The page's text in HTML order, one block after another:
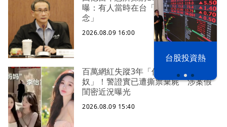
台股投資熱
曝：有人當時在台「洗腦非科學觀
念」
2026.08.09 16:00
百萬網紅失蹤3年「傳淪東南亞富商性
奴」！警證實已遭撕票棄屍 涉案假
閨密近況曝光
2026.08.09 15:40